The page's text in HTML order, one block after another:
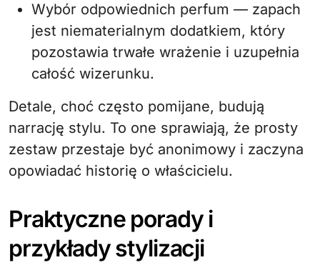
Wybór odpowiednich perfum — zapach
jest niematerialnym dodatkiem, który
pozostawia trwałe wrażenie i uzupełnia
całość wizerunku.
Detale, choć często pomijane, budują
narrację stylu. To one sprawiają, że prosty
zestaw przestaje być anonimowy i zaczyna
opowiadać historię o właścicielu.
Praktyczne porady i
przykłady stylizacji